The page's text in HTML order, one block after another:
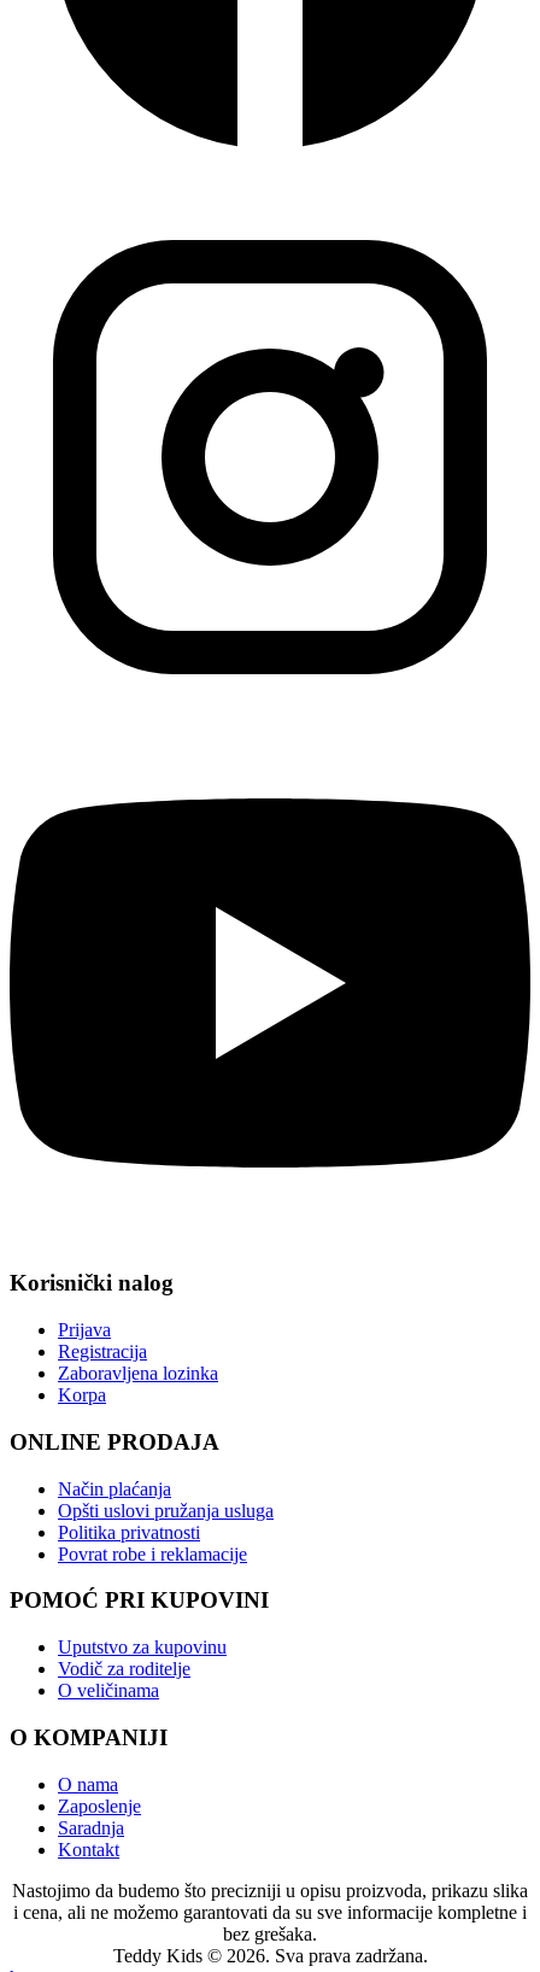
Korisnički nalog
Prijava
Registracija
Zaboravljena lozinka
Korpa
ONLINE PRODAJA
Način plaćanja
Opšti uslovi pružanja usluga
Politika privatnosti
Povrat robe i reklamacije
POMOĆ PRI KUPOVINI
Uputstvo za kupovinu
Vodič za roditelje
O veličinama
O KOMPANIJI
O nama
Zaposlenje
Saradnja
Kontakt
Nastojimo da budemo što precizniji u opisu proizvoda, prikazu slika
i cena, ali ne možemo garantovati da su sve informacije kompletne i
bez grešaka.
Teddy Kids © 2026. Sva prava zadržana.